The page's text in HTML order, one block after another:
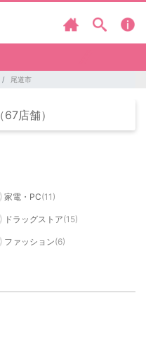
尾道市
（67店舗）
家電・PC(11)
ドラッグストア(15)
ファッション(6)